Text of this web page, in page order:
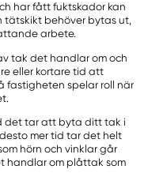
har fått fuktskador kan
tätskikt behöver bytas ut,
arbete.
tak det handlar om och
eller kortare tid att
fastigheten spelar roll när
det tar att byta ditt tak i
mer tid tar det helt
hörn och vinklar går
handlar om plåttak som